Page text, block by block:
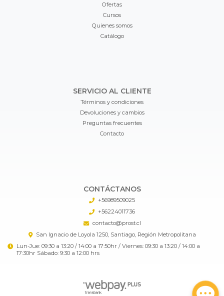
Ofertas
Cursos
Quienes somos
Catálogo
SERVICIO AL CLIENTE
Términos y condiciones
Devoluciones y cambios
Preguntas frecuentes
Contacto
CONTÁCTANOS
+56989509025
+56224011736
contacto@prost.cl
San Ignacio de Loyola 1250, Santiago, Región Metropolitana
Lun-Jue: 09:30 a 13:20 / 14:00 a 17:50hr / Viernes: 09:30 a 13:20 / 14:00 a
17:30hr Sábado: 9:30 a 12:00 hrs